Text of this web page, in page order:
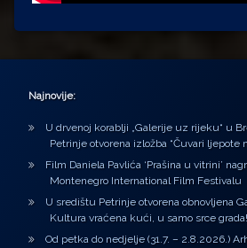
Najnovije:
U drvenoj korablji „Galerije uz rijeku“ u
Petrinje otvorena izložba “Čuvari ljepote
Film Daniela Pavlića ‘Prašina u vitrini’
Montenegro International Film Festivalu
U središtu Petrinje otvorena obnovljena
Kultura vraćena kući, u samo srce grada!
Od petka do nedjelje (31.7. – 2.8.2026.)